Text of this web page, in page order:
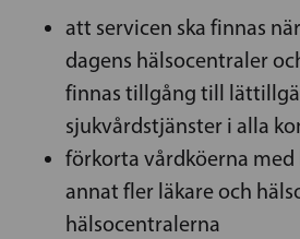
att servicen ska finnas
dagens hälsocentraler
finnas tillgång till
sjukvårdstjänster i alla
förkorta vårdköerna med
annat fler läkare och
hälsocentralerna